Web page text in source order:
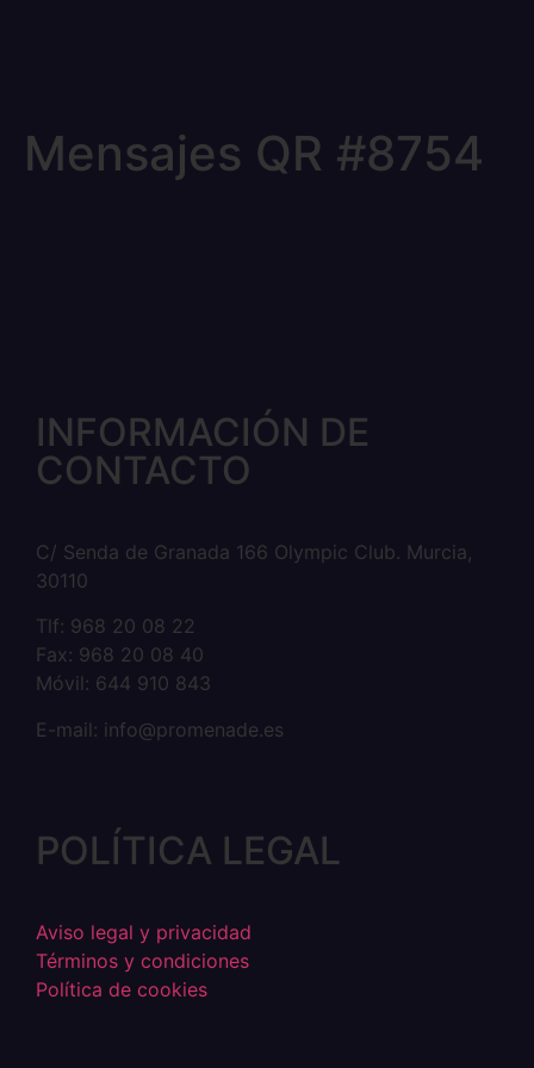
Mensajes QR #8754
INFORMACIÓN DE
CONTACTO
C/ Senda de Granada 166 Olympic Club. Murcia,
30110
Tlf: 968 20 08 22
Fax: 968 20 08 40
Móvil: 644 910 843
E-mail: info@promenade.es
POLÍTICA LEGAL
Aviso legal y privacidad
Términos y condiciones
Política de cookies